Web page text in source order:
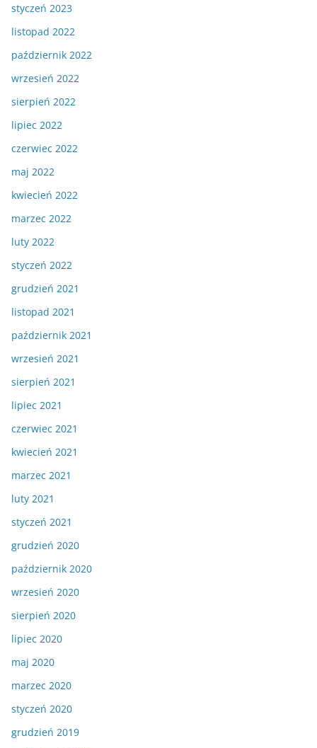
styczeń 2023
listopad 2022
październik 2022
wrzesień 2022
sierpień 2022
lipiec 2022
czerwiec 2022
maj 2022
kwiecień 2022
marzec 2022
luty 2022
styczeń 2022
grudzień 2021
listopad 2021
październik 2021
wrzesień 2021
sierpień 2021
lipiec 2021
czerwiec 2021
kwiecień 2021
marzec 2021
luty 2021
styczeń 2021
grudzień 2020
październik 2020
wrzesień 2020
sierpień 2020
lipiec 2020
maj 2020
marzec 2020
styczeń 2020
grudzień 2019